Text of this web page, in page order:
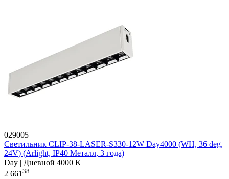
029005
Светильник CLIP-38-LASER-S330-12W Day4000 (WH, 36 deg,
24V) (Arlight, IP40 Металл, 3 года)
Day | Дневной 4000 K
2 66138